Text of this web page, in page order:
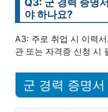
야 하나요?
A3: 주로 취업 시 이력
관 또는 자격증 신청 시
군 경력 증명